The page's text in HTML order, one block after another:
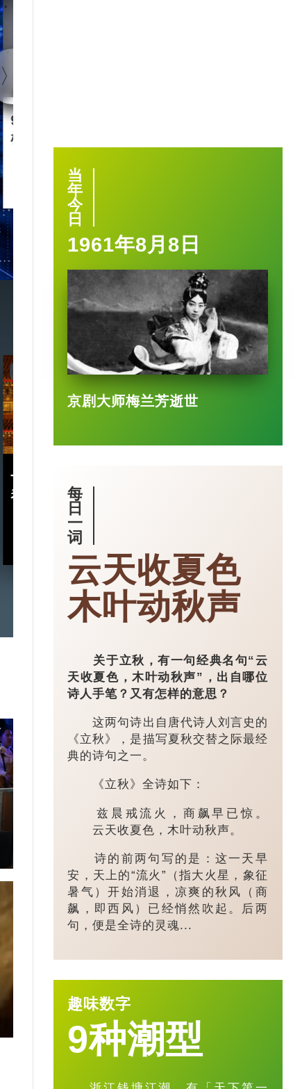
90后王兴兴 “英语学渣”是
机械人天才
十五五规划｜五年规划 藏
着什么中国“治”慧？
3:49
当
年
今
日
1961年8月8日
京剧大师梅兰芳逝世
每
日
一
词
云天收夏色
木叶动秋声
关于立秋，有一句经典名句“云
天收夏色，木叶动秋声”，出自哪位
诗人手笔？又有怎样的意思？
这两句诗出自唐代诗人刘言史的
《立秋》，是描写夏秋交替之际最经
典的诗句之一。
《立秋》全诗如下：
兹晨戒流火，商飙早已惊。
云天收夏色，木叶动秋声。
诗的前两句写的是：这一天早
安，天上的“流火”（指大火星，象征
暑气）开始消退，凉爽的秋风（商
飙，即西风）已经悄然吹起。后两
句，便是全诗的灵魂...
趣味数字
9种潮型